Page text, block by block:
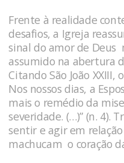
Frente à realidade
desafios, a Igreja
sinal do amor de Deus
assumido na abertura
Citando São João XXIII,
Nos nossos dias, a
mais o remédio da
severidade. (…)” (n. 4).
sentir e agir em
machucam o coração